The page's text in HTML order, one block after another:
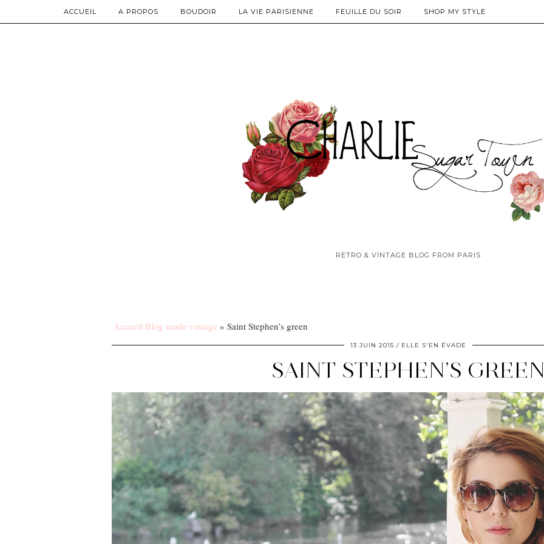
RETRO & VINTAGE BLOG FROM PARIS
ACCUEIL A PROPOS BOUDOIR LA VIE PARISIENNE FEUILLE DU SOIR SHOP MY STYLE
Accueil Blog mode vintage » Saint Stephen’s green
13 JUIN 2015 ELLE S'EN ÉVADE
SAINT STEPHEN’S